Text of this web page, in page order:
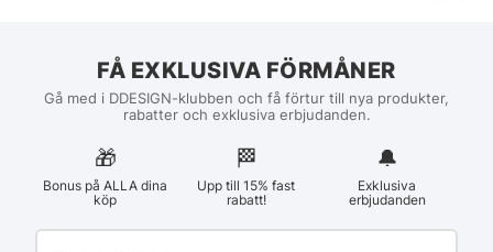
FÅ EXKLUSIVA FÖRMÅNER
Gå med i DDESIGN-klubben och få förtur till nya produkter,
rabatter och exklusiva erbjudanden.
🎁
Bonus på ALLA dina
köp
🏁︎
Upp till 15% fast
rabatt!
🔔
Exklusiva
erbjudanden